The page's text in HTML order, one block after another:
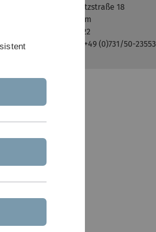
Helmholtzstraße 18
89081 Ulm
Raum 2.22
Telefon: +49 (0)731/50-23553